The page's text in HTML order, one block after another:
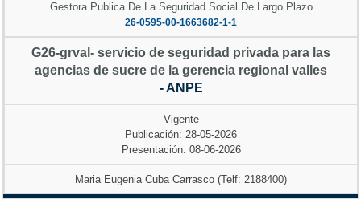
Gestora Publica De La Seguridad Social De Largo Plazo
26-0595-00-1663682-1-1
G26-grval- servicio de seguridad privada para las
agencias de sucre de la gerencia regional valles
- ANPE
Vigente
Publicación: 28-05-2026
Presentación: 08-06-2026
Maria Eugenia Cuba Carrasco (Telf: 2188400)